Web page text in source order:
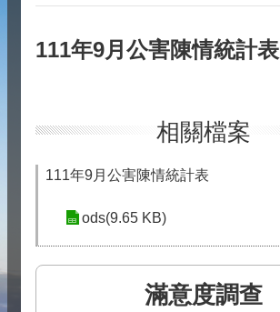
111年9月公害陳情統計表
相關檔案
111年9月公害陳情統計表
ods(9.65 KB)
滿意度調查